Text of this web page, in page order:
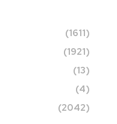
(1611)
(1921)
(13)
(4)
(2042)